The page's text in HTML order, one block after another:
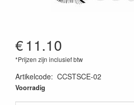
€11.10
*Prijzen zijn inclusief btw
Artikelcode: CCSTSCE-02
5060389330568
Voorradig